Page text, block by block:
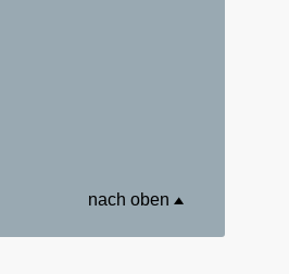
nach oben